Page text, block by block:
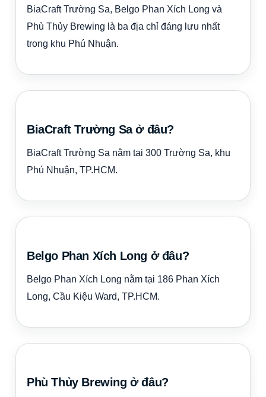
BiaCraft Trường Sa, Belgo Phan Xích Long và
Phù Thủy Brewing là ba địa chỉ đáng lưu nhất
trong khu Phú Nhuận.
BiaCraft Trường Sa ở đâu?
BiaCraft Trường Sa nằm tại 300 Trường Sa, khu
Phú Nhuận, TP.HCM.
Belgo Phan Xích Long ở đâu?
Belgo Phan Xích Long nằm tại 186 Phan Xích
Long, Cầu Kiệu Ward, TP.HCM.
Phù Thủy Brewing ở đâu?